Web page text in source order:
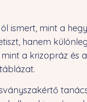
ismert, mint a
hanem
a krizopráz és a